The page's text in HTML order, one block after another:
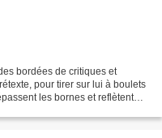
bordées de critiques et
pour tirer sur lui à boulets
les bornes et reflètent